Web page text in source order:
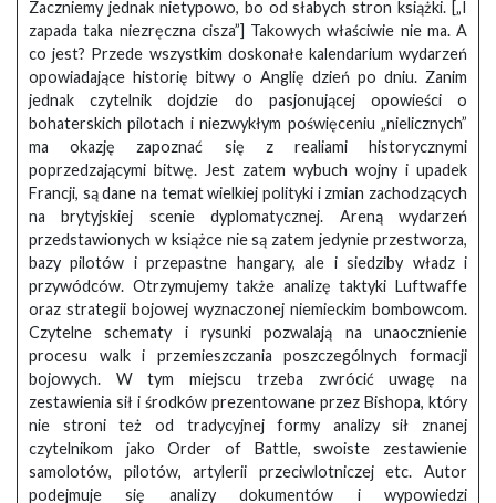
Zaczniemy jednak nietypowo, bo od słabych stron książki. [„I
zapada taka niezręczna cisza”] Takowych właściwie nie ma. A
co jest? Przede wszystkim doskonałe kalendarium wydarzeń
opowiadające historię bitwy o Anglię dzień po dniu. Zanim
jednak czytelnik dojdzie do pasjonującej opowieści o
bohaterskich pilotach i niezwykłym poświęceniu „nielicznych”
ma okazję zapoznać się z realiami historycznymi
poprzedzającymi bitwę. Jest zatem wybuch wojny i upadek
Francji, są dane na temat wielkiej polityki i zmian zachodzących
na brytyjskiej scenie dyplomatycznej. Areną wydarzeń
przedstawionych w książce nie są zatem jedynie przestworza,
bazy pilotów i przepastne hangary, ale i siedziby władz i
przywódców. Otrzymujemy także analizę taktyki Luftwaffe
oraz strategii bojowej wyznaczonej niemieckim bombowcom.
Czytelne schematy i rysunki pozwalają na unaocznienie
procesu walk i przemieszczania poszczególnych formacji
bojowych. W tym miejscu trzeba zwrócić uwagę na
zestawienia sił i środków prezentowane przez Bishopa, który
nie stroni też od tradycyjnej formy analizy sił znanej
czytelnikom jako Order of Battle, swoiste zestawienie
samolotów, pilotów, artylerii przeciwlotniczej etc. Autor
podejmuje się analizy dokumentów i wypowiedzi